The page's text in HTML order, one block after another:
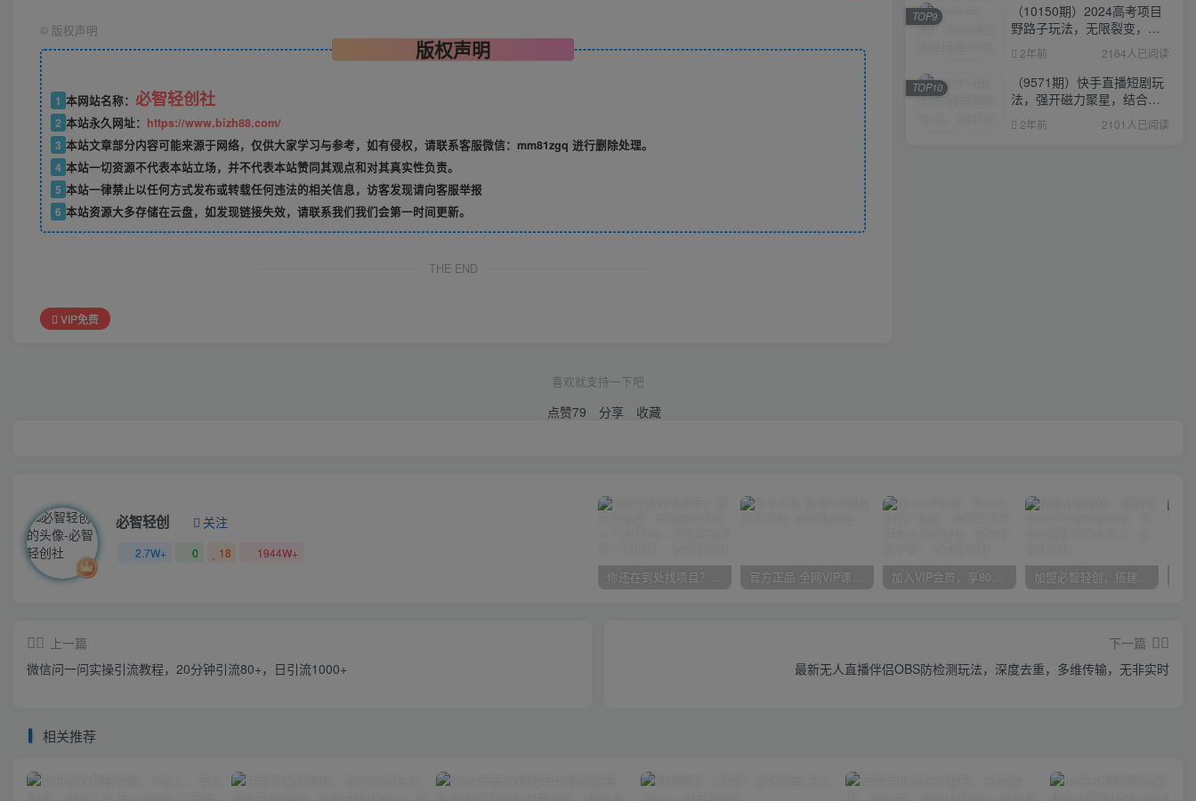
© 版权声明
版权声明
1 本网站名称： 必智轻创社
2 本站永久网址： https://www.bizh88.com/
3 本站文章部分内容可能来源于网络，仅供大家学习与参考，如有侵权，请联系客服微信：mm81zgq 进行删除处理。
4 本站一切资源不代表本站立场，并不代表本站赞同其观点和对其真实性负责。
5 本站一律禁止以任何方式发布或转载任何违法的相关信息，访客发现请向客服举报
6 本站资源大多存储在云盘，如发现链接失效，请联系我们我们会第一时间更新。
THE END
VIP免费
喜欢就支持一下吧
点赞79 分享 收藏
必智轻创 关注
2.7W+ 0 18 1944W+
你还在到处找项目？还在当韭菜？我却靠卖项目一个月赚5万，曾经我也和你一样懵懂。 官方正品 全网VIP课程 无损下载~ 加入VIP会员，享80%的推广提成，免费学习多种网上创业课程，菜鸟秒变大神！ 加盟必智轻创，搭建同款知识付费资源网站，实现长期稳定被动收入~
上一篇
微信问一问实操引流教程，20分钟引流80+，日引流1000+
下一篇
最新无人直播伴侣OBS防检测玩法，深度去重，多维传输，无非实时
相关推荐
（10150期）2024高考项目
野路子玩法，无限裂变，最
高一天1W＋！
2年前 2164人已阅读
TOP9
（9571期）快手直播短剧玩
法，强开磁力聚星，结合多
种变现方式日入600+
2年前 2101人已阅读
TOP10